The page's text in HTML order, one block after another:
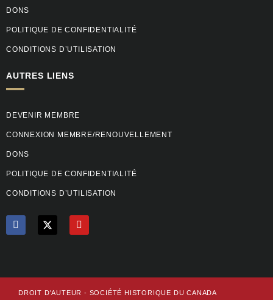
DONS
POLITIQUE DE CONFIDENTIALITÉ
CONDITIONS D’UTILISATION
AUTRES LIENS
DEVENIR MEMBRE
CONNEXION MEMBRE/RENOUVELLEMENT
DONS
POLITIQUE DE CONFIDENTIALITÉ
CONDITIONS D’UTILISATION
F
a
o
Y
o
e
DROIT D'AUTEUR - SOCIÉTÉ HISTORIQUE DU CANADA